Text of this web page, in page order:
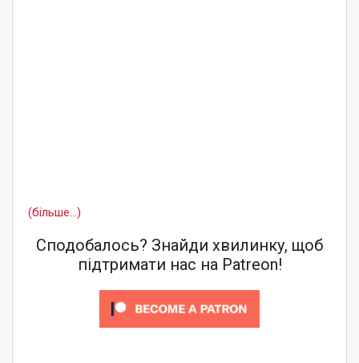
(більше…)
Сподобалось? Знайди хвилинку, щоб
підтримати нас на Patreon!